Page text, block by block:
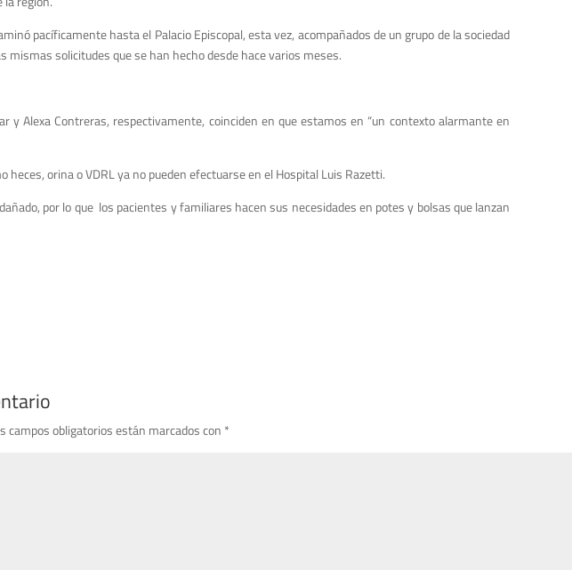
pacíficamente hasta el Palacio Episcopal, esta vez, acompañados de un grupo de la sociedad
solicitudes que se han hecho desde hace varios meses.
Alexa Contreras, respectivamente, coinciden en que estamos en “un contexto alarmante en
orina o VDRL ya no pueden efectuarse en el Hospital Luis Razetti.
por lo que los pacientes y familiares hacen sus necesidades en potes y bolsas que lanzan
campos obligatorios están marcados con *